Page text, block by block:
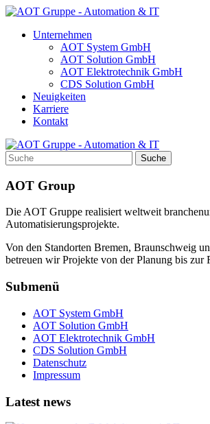
Unternehmen
AOT System GmbH
AOT Solution GmbH
AOT Elektrotechnik GmbH
CDS Solution GmbH
Neuigkeiten
Karriere
Kontakt
Suche
AOT Group
Die AOT Gruppe realisiert weltweit
Automatisierungsprojekte.
Von den Standorten Bremen, Braunschweig
betreuen wir Projekte von der Planung bis zur
Submenü
AOT System GmbH
AOT Solution GmbH
AOT Elektrotechnik GmbH
CDS Solution GmbH
Datenschutz
Impressum
Latest news